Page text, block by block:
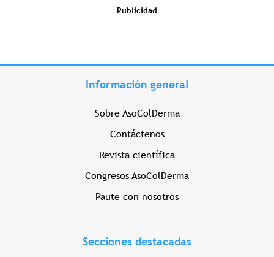
Publicidad
Información general
Sobre AsoColDerma
Contáctenos
Revista científica
Congresos AsoColDerma
Paute con nosotros
Secciones destacadas